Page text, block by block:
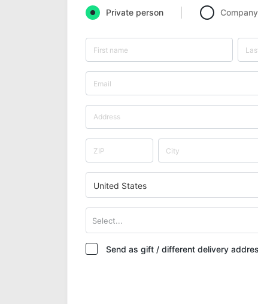
Private person Company
United States
Select...
Send as gift / different delivery